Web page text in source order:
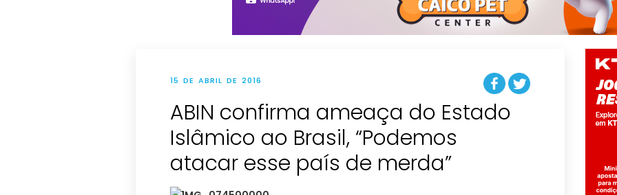
15 DE ABRIL DE 2016
ABIN confirma ameaça do Estado
Islâmico ao Brasil, “Podemos
atacar esse país de merda”